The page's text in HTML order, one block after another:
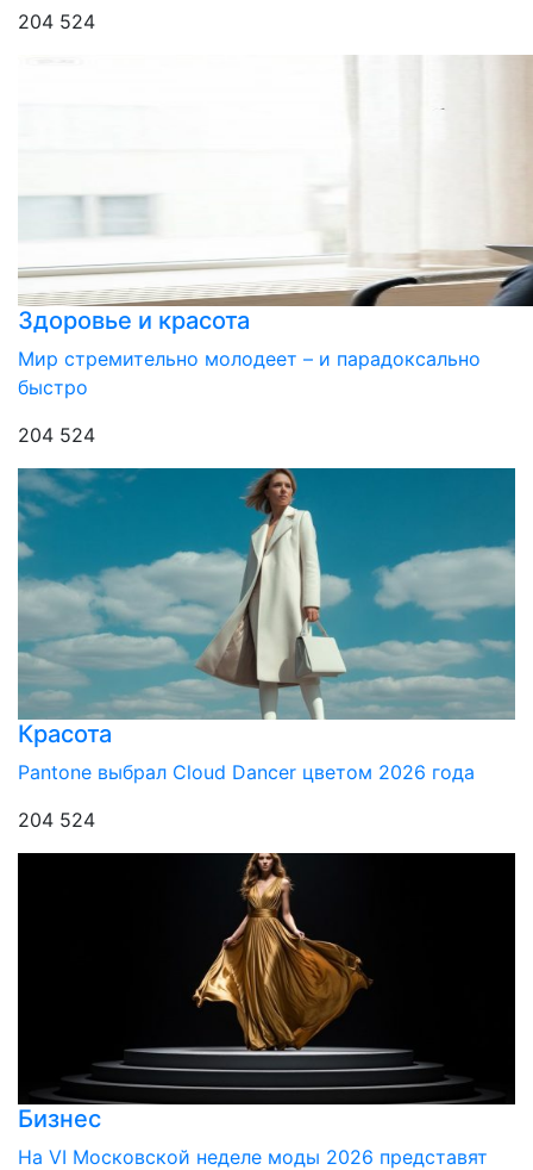
204 524
Здоровье и красота
Мир стремительно молодеет – и парадоксально
быстро
204 524
Красота
Pantone выбрал Cloud Dancer цветом 2026 года
204 524
Бизнес
На VI Московской неделе моды 2026 представят